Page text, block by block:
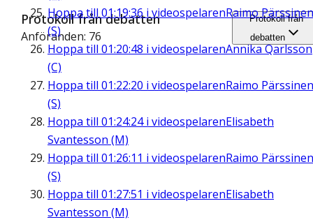
Hoppa till 01:19:36 i videospelarenRaimo Pärssinen
(S)
Hoppa till 01:20:48 i videospelarenAnnika Qarlsson
(C)
Hoppa till 01:22:20 i videospelarenRaimo Pärssinen
(S)
Hoppa till 01:24:24i videospelarenElisabeth
Svantesson (M)
Hoppa till 01:26:11 i videospelarenRaimo Pärssinen
(S)
Hoppa till 01:27:51 i videospelarenElisabeth
Svantesson (M)
Protokoll från debatten
Anföranden: 76
Protokoll från
debatten